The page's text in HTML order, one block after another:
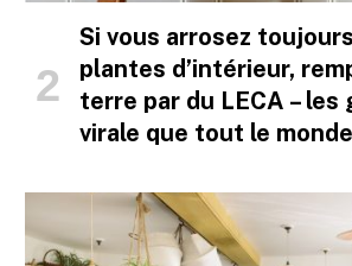
Si vous arrosez
plantes d’intérieur,
terre par du LECA – les
virale que tout le